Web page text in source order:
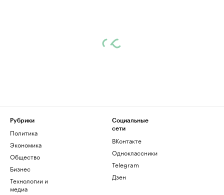
Рубрики
Политика
Экономика
Общество
Бизнес
Технологии и
медиа
Социальные
сети
ВКонтакте
Одноклассники
Telegram
Дзен